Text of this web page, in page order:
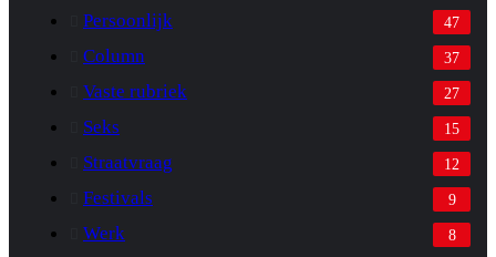
Persoonlijk 47
Column 37
Vaste rubriek 27
Seks 15
Straatvraag 12
Festivals 9
Werk 8